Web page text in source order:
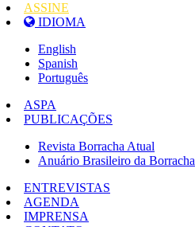
ASSINE
IDIOMA
English
Spanish
Português
ASPA
PUBLICAÇÕES
Revista Borracha Atual
Anuário Brasileiro da Borracha
ENTREVISTAS
AGENDA
IMPRENSA